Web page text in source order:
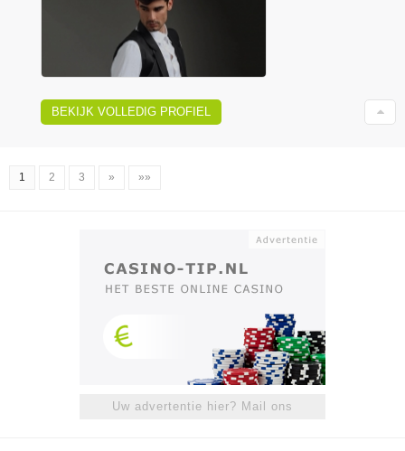
BEKIJK VOLLEDIG PROFIEL
1 2 3 » »»
Uw advertentie hier? Mail ons